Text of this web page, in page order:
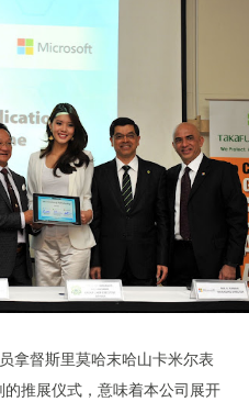
拿督斯里莫哈末哈山卡米尔表
推展仪式，意味着本公司展开